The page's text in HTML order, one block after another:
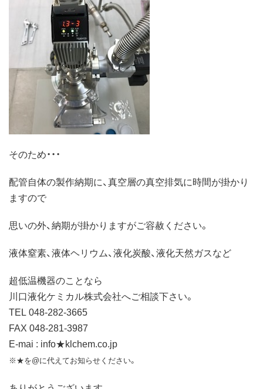
そのため・・・
配管自体の製作納期に、真空層の真空排気に時間が掛かり
ますので
思いの外、納期が掛かりますがご容赦ください。
液体窒素、液体ヘリウム、液化炭酸、液化天然ガスなど
超低温機器のことなら
川口液化ケミカル株式会社へご相談下さい。
TEL 048-282-3665
FAX 048-281-3987
E-mai : info★klchem.co.jp
※★を@に代えてお知らせください。